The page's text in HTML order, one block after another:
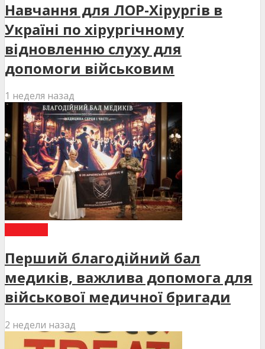
Навчання для ЛОР-Хірургів в
Україні по хірургічному
відновленню слуху для
допомоги військовим
1 неделя назад
Перший благодійний бал
медиків, важлива допомога для
військової медичної бригади
2 недели назад